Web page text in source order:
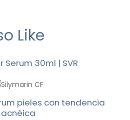
Like
Serum 30ml | SVR
pieles con tendencia
acnéica